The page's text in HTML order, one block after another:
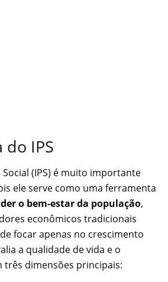
IPS
(IPS) é muito importante
ele serve como uma ferramenta
o bem-estar da população,
econômicos tradicionais
focar apenas no crescimento
a qualidade de vida e o
três dimensões principais: